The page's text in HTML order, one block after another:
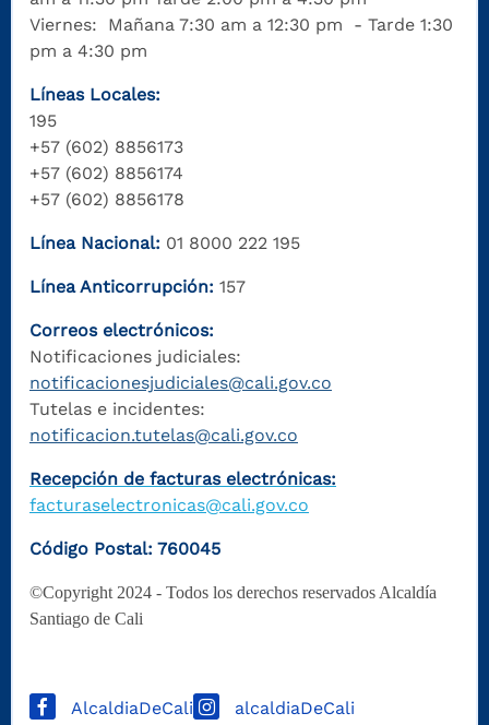
Viernes: Mañana 7:30 am a 12:30 pm - Tarde 1:30
pm a 4:30 pm
Líneas Locales:
195
+57 (602) 8856173
+57 (602) 8856174
+57 (602) 8856178
Línea Nacional: 01 8000 222 195
Línea Anticorrupción: 157
Correos electrónicos:
Notificaciones judiciales:
notificacionesjudiciales@cali.gov.co
Tutelas e incidentes:
notificacion.tutelas@cali.gov.co
Recepción de facturas electrónicas:
facturaselectronicas@cali.gov.co
Código Postal: 760045
©Copyright 2024 - Todos los derechos reservados Alcaldía
Santiago de Cali
AlcaldiaDeCali alcaldiaDeCali